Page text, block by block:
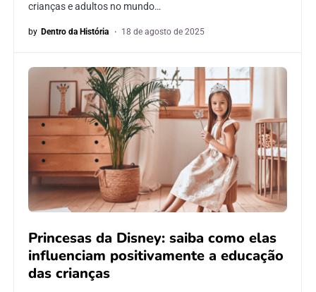
crianças e adultos no mundo…
by Dentro da História 18 de agosto de 2025
Princesas da Disney: saiba como elas
influenciam positivamente a educação
das crianças